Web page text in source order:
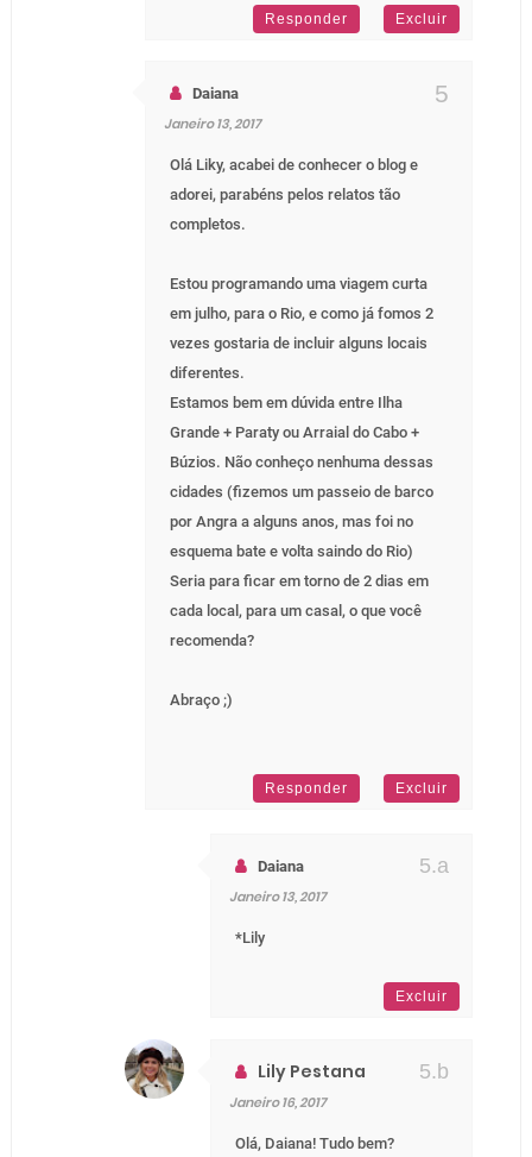
Responder Excluir
Daiana
Janeiro 13, 2017
Olá Liky, acabei de conhecer o blog e
adorei, parabéns pelos relatos tão
completos.
Estou programando uma viagem curta
em julho, para o Rio, e como já fomos 2
vezes gostaria de incluir alguns locais
diferentes.
Estamos bem em dúvida entre Ilha
Grande + Paraty ou Arraial do Cabo +
Búzios. Não conheço nenhuma dessas
cidades (fizemos um passeio de barco
por Angra a alguns anos, mas foi no
esquema bate e volta saindo do Rio)
Seria para ficar em torno de 2 dias em
cada local, para um casal, o que você
recomenda?
Abraço ;)
Responder Excluir
Daiana
Janeiro 13, 2017
*Lily
Excluir
Lily Pestana
Janeiro 16, 2017
Olá, Daiana! Tudo bem?